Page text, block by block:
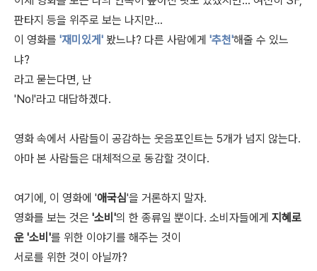
판타지 등을 위주로 보는 나지만...
이 영화를 '재미있게' 봤느냐? 다른 사람에게 '추천'해줄 수 있느
냐?
라고 묻는다면, 난
'No!'라고 대답하겠다.
영화 속에서 사람들이 공감하는 웃음포인트는 5개가 넘지 않는다.
아마 본 사람들은 대체적으로 동감할 것이다.
여기에, 이 영화에 '애국심'을 거론하지 말자.
영화를 보는 것은 '소비'의 한 종류일 뿐이다. 소비자들에게 지혜로
운 '소비'를 위한 이야기를 해주는 것이
서로를 위한 것이 아닐까?